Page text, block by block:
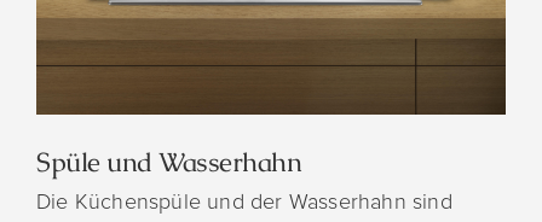
Spüle und Wasserhahn
Die Küchenspüle und der Wasserhahn sind